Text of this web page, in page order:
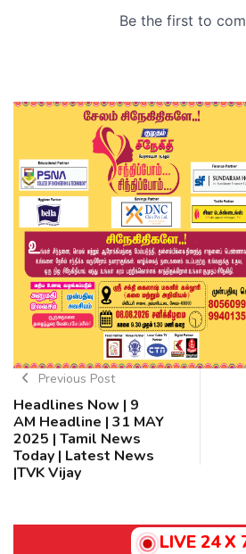
Previous Post
Headlines Now | 9
AM Headline | 31 MAY
2025 | Tamil News
Today | Latest News
|TVK Vijay
LIVE 24 X